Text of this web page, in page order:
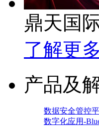
鼎天国
了解更多
产品及
数据安全管控
数字化应用-